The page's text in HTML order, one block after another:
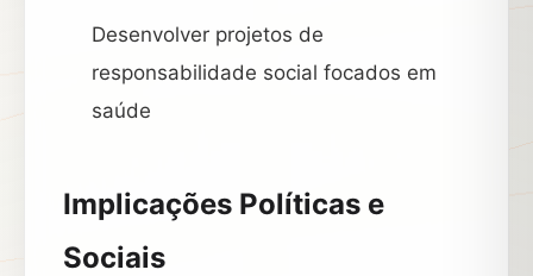
Desenvolver projetos de
responsabilidade social focados em
saúde
Implicações Políticas e
Sociais